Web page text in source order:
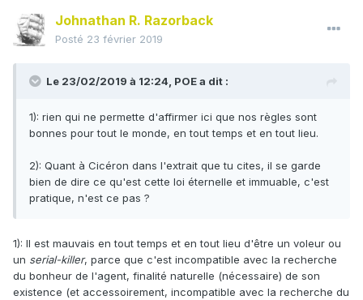
Johnathan R. Razorback
Posté 23 février 2019
Le 23/02/2019 à 12:24, POEa dit :
1): rien qui ne permette d'affirmer ici que nos règles sont
bonnes pour tout le monde, en tout temps et en tout lieu.
2): Quant à Cicéron dans l'extrait que tu cites, il se garde
bien de dire ce qu'est cette loi éternelle et immuable, c'est
pratique, n'est ce pas ?
1): Il est mauvais en tout temps et en tout lieu d'être un voleur ou
un serial-killer, parce que c'est incompatible avec la recherche
du bonheur de l'agent, finalité naturelle (nécessaire) de son
existence (et accessoirement, incompatible avec la recherche du